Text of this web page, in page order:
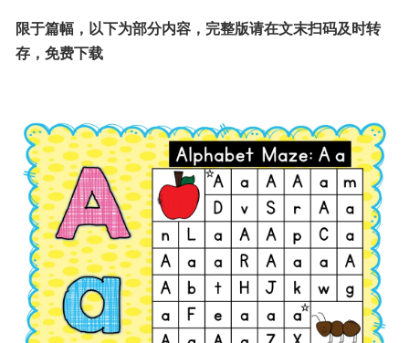
限于篇幅，以下为部分内容，完整版请在文末扫码及时转
存，免费下载